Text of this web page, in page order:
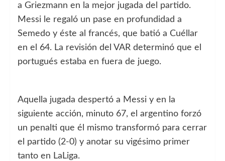
a Griezmann en la mejor jugada del partido.
Messi le regaló un pase en profundidad a
Semedo y éste al francés, que batió a Cuéllar
en el 64. La revisión del VAR determinó que el
portugués estaba en fuera de juego.
Aquella jugada despertó a Messi y en la
siguiente acción, minuto 67, el argentino forzó
un penalti que él mismo transformó para cerrar
el partido (2-0) y anotar su vigésimo primer
tanto en LaLiga.